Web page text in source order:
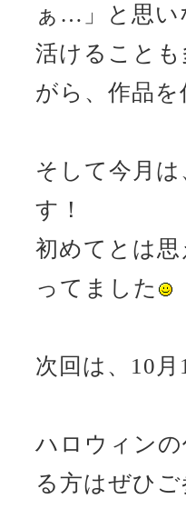
ぁ…」と思い
活けること
がら、作品
そして今月
す！
初めてとは
ってました
次回は、10
ハロウィン
る方はぜひ